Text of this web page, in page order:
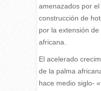
amenazados por
construcción de
por la extensión
africana.
El acelerado
de la palma
hace medio siglo-